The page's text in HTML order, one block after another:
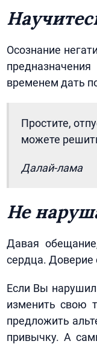
Осознание
временем дать
Простите,
можете
Далай-лама
Не
Давая
сердца.
Если Вы
изменить свою
предложить
привычку. А